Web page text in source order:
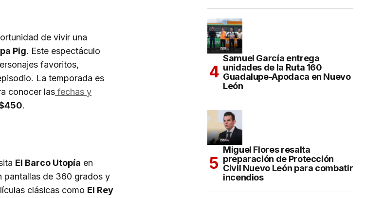
de vivir una
Pig. Este espectáculo
favoritos,
La temporada es
conocer las fechas y
.
El Barco Utopía en
pantallas de 360 grados y
clásicas como El Rey
Samuel García entrega
unidades de la Ruta 160
Guadalupe-Apodaca en Nuevo
León
Miguel Flores resalta
preparación de Protección
Civil Nuevo León para combatir
incendios